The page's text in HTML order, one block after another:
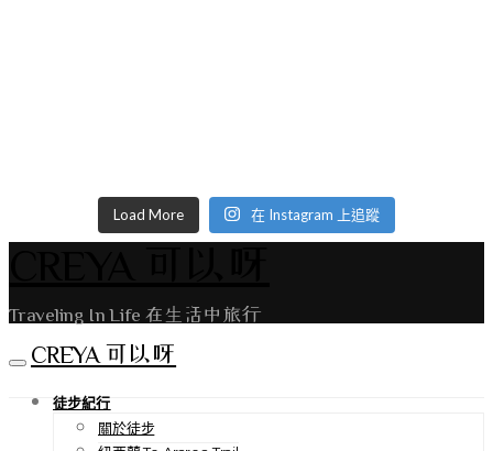
Load More 在 Instagram 上追蹤
Traveling In Life 在生活中旅行
CREYA 可以呀
徒步紀行
關於徒步